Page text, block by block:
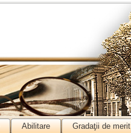
Abilitare Gradaţii de merit